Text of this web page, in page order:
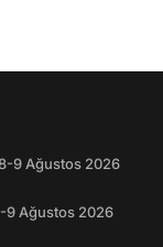
9 Ağustos 2026
9 Ağustos 2026